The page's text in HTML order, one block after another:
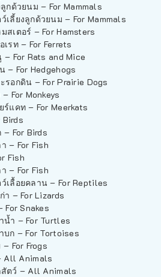
กด้วยนม – For Mammals
เลี้ยงลูกด้วยนม – For Mammals
สเตอร์ – For Hamsters
เรท – For Ferrets
For Rats and Mice
– For Hedgehogs
รอกดิน – For Prairie Dogs
For Monkeys
ร์แคท – For Meerkats
For Birds
– For Fish
Fish
– For Fish
เลื้อยคลาน – For Reptiles
า – For Lizards
For Snakes
น้ำ – For Turtles
บก – For Tortoises
For Frogs
All Animals
ตว์ – All Animals